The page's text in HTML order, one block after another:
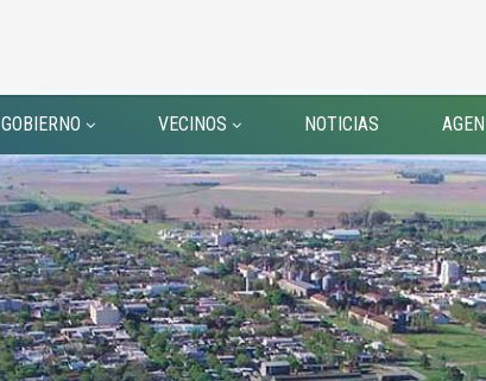
GOBIERNO VECINOS NOTICIAS